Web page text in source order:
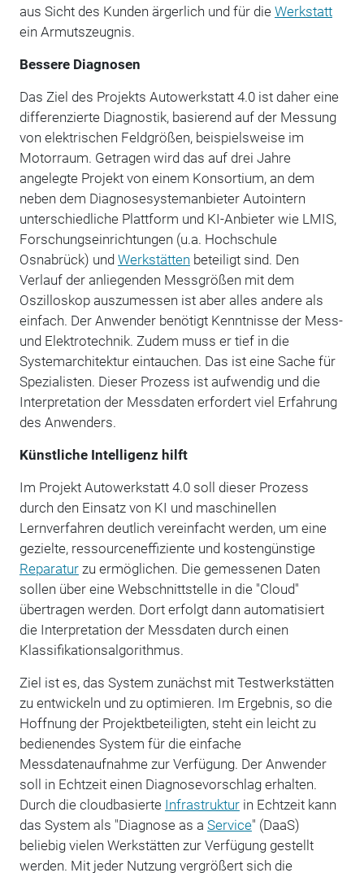
aus Sicht des Kunden ärgerlich und für die Werkstatt
ein Armutszeugnis.
Bessere Diagnosen
Das Ziel des Projekts Autowerkstatt 4.0 ist daher eine
differenzierte Diagnostik, basierend auf der Messung
von elektrischen Feldgrößen, beispielsweise im
Motorraum. Getragen wird das auf drei Jahre
angelegte Projekt von einem Konsortium, an dem
neben dem Diagnosesystemanbieter Autointern
unterschiedliche Plattform und KI-Anbieter wie LMIS,
Forschungseinrichtungen (u.a. Hochschule
Osnabrück) und Werkstätten beteiligt sind. Den
Verlauf der anliegenden Messgrößen mit dem
Oszilloskop auszumessen ist aber alles andere als
einfach. Der Anwender benötigt Kenntnisse der Mess-
und Elektrotechnik. Zudem muss er tief in die
Systemarchitektur eintauchen. Das ist eine Sache für
Spezialisten. Dieser Prozess ist aufwendig und die
Interpretation der Messdaten erfordert viel Erfahrung
des Anwenders.
Künstliche Intelligenz hilft
Im Projekt Autowerkstatt 4.0 soll dieser Prozess
durch den Einsatz von KI und maschinellen
Lernverfahren deutlich vereinfacht werden, um eine
gezielte, ressourceneffiziente und kostengünstige
Reparaturzu ermöglichen. Die gemessenen Daten
sollen über eine Webschnittstelle in die "Cloud"
übertragen werden. Dort erfolgt dann automatisiert
die Interpretation der Messdaten durch einen
Klassifikationsalgorithmus.
Ziel ist es, das System zunächst mit Testwerkstätten
zu entwickeln und zu optimieren. Im Ergebnis, so die
Hoffnung der Projektbeteiligten, steht ein leicht zu
bedienendes System für die einfache
Messdatenaufnahme zur Verfügung. Der Anwender
soll in Echtzeit einen Diagnosevorschlag erhalten.
Durch die cloudbasierte Infrastrukturin Echtzeit kann
das System als "Diagnose as a Service" (DaaS)
beliebig vielen Werkstätten zur Verfügung gestellt
werden. Mit jeder Nutzung vergrößert sich die